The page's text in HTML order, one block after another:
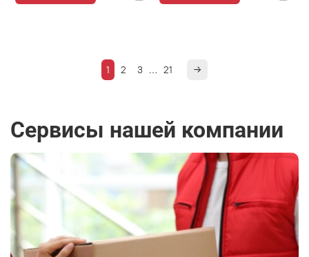
1 2 3 … 21
Сервисы нашей компании